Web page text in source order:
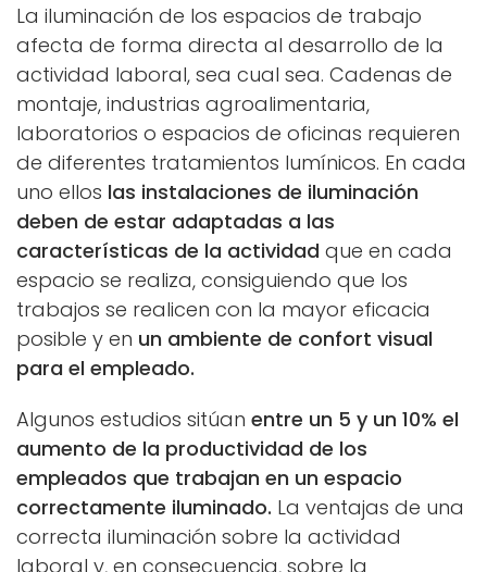
La iluminación de los espacios de trabajo
afecta de forma directa al desarrollo de la
actividad laboral, sea cual sea. Cadenas de
montaje, industrias agroalimentaria,
laboratorios o espacios de oficinas requieren
de diferentes tratamientos lumínicos. En cada
uno ellos las instalaciones de iluminación
deben de estar adaptadas a las
características de la actividad que en cada
espacio se realiza, consiguiendo que los
trabajos se realicen con la mayor eficacia
posible y en un ambiente de confort visual
para el empleado.
Algunos estudios sitúan entre un 5 y un 10% el
aumento de la productividad de los
empleados que trabajan en un espacio
correctamente iluminado. La ventajas de una
correcta iluminación sobre la actividad
laboral y, en consecuencia, sobre la